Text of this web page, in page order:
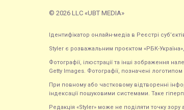
© 2026 LLC «UBT MEDIA»
Ідентифікатор онлайн-медіа в Реєстрі
Styler є розважальним проєктом «РБК-
Фотографії, ілюстрації та інші зображення
Getty Images. Фотографії, позначені
При повному або частковому відтворенні
індексації пошуковими системами. Таке
Редакція «Styler» може не поділяти точку